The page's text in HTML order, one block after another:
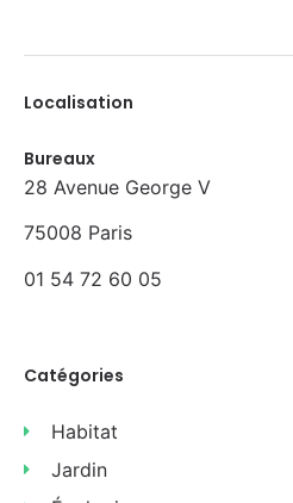
Localisation
Bureaux
28 Avenue George V
75008 Paris
01 54 72 60 05
Catégories
Habitat
Jardin